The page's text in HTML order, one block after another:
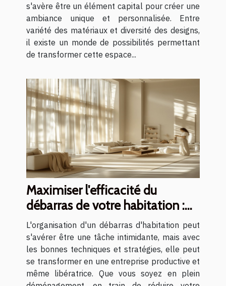
s'avère être un élément capital pour créer une
ambiance unique et personnalisée. Entre
variété des matériaux et diversité des designs,
il existe un monde de possibilités permettant
de transformer cette espace...
Maximiser l'efficacité du
débarras de votre habitation :
conseils et stratégies
L'organisation d'un débarras d'habitation peut
s'avérer être une tâche intimidante, mais avec
les bonnes techniques et stratégies, elle peut
se transformer en une entreprise productive et
même libératrice. Que vous soyez en plein